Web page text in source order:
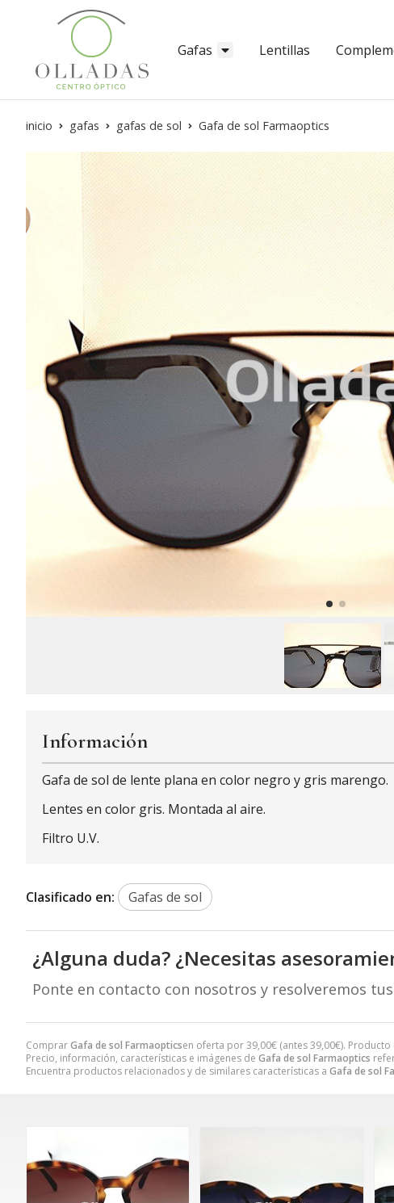
Gafas Lentillas
inicio gafas gafas de sol Gafa de sol Farmaoptics
ComprarGafa de sol Farmaopticsen oferta por39,00€ (antes39,00€). Producto
Precio, información, características e imágenes de Gafa de sol Farmaoptics
Encuentra productos relacionados y de similares características a Gafa de sol
Información
Gafa de sol de lente plana en color negro y gris marengo.
Lentes en color gris. Montada al aire.
Filtro U.V.
Clasificado en: Gafas de sol
¿Alguna duda? ¿Necesitas
Ponte en contacto con nosotros y resolveremos